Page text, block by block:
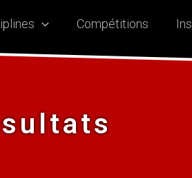
Compétitions